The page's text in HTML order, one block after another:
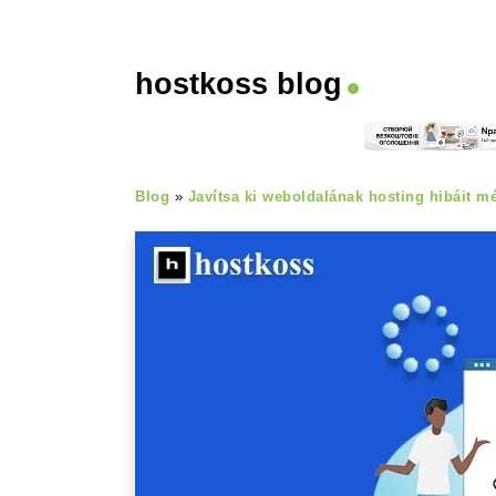
hostkoss blog
Blog » Javítsa ki weboldalának hosting hibáit